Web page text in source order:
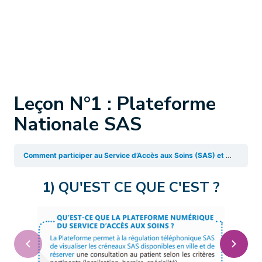
Leçon N°1 : Plateforme
Nationale SAS
Comment participer au Service d’Accès aux Soins (SAS) et renseigner ses créneaux de disponibilité ?
1) QU'EST CE QUE C'EST ?